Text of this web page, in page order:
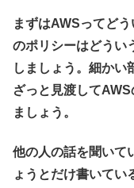
まずはAWSってど
のポリシーはどうい
しましょう。細かい
ざっと見渡して
ましょう。
他の人の話を聞いて
ょうとだけ書いてい